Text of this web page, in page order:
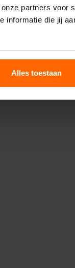
partners voor
informatie die jij
Alles toestaan
PS 30 harnas
de EN361 ...
btw